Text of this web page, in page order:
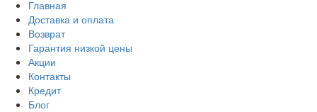
Главная
Доставка и оплата
Возврат
Гарантия низкой цены
Акции
Контакты
Кредит
Блог